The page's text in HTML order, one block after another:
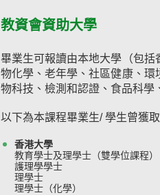
教資會資助大學
畢業生可報讀由本地大學（包
物化學、老年學、社區健康、
物科技、檢測和認證、食品科學
以下為本課程畢業生/ 學生曾獲
香港大學
教育學士及理學士（雙學位課程）
護理學學士
理學士
理學士（化學）